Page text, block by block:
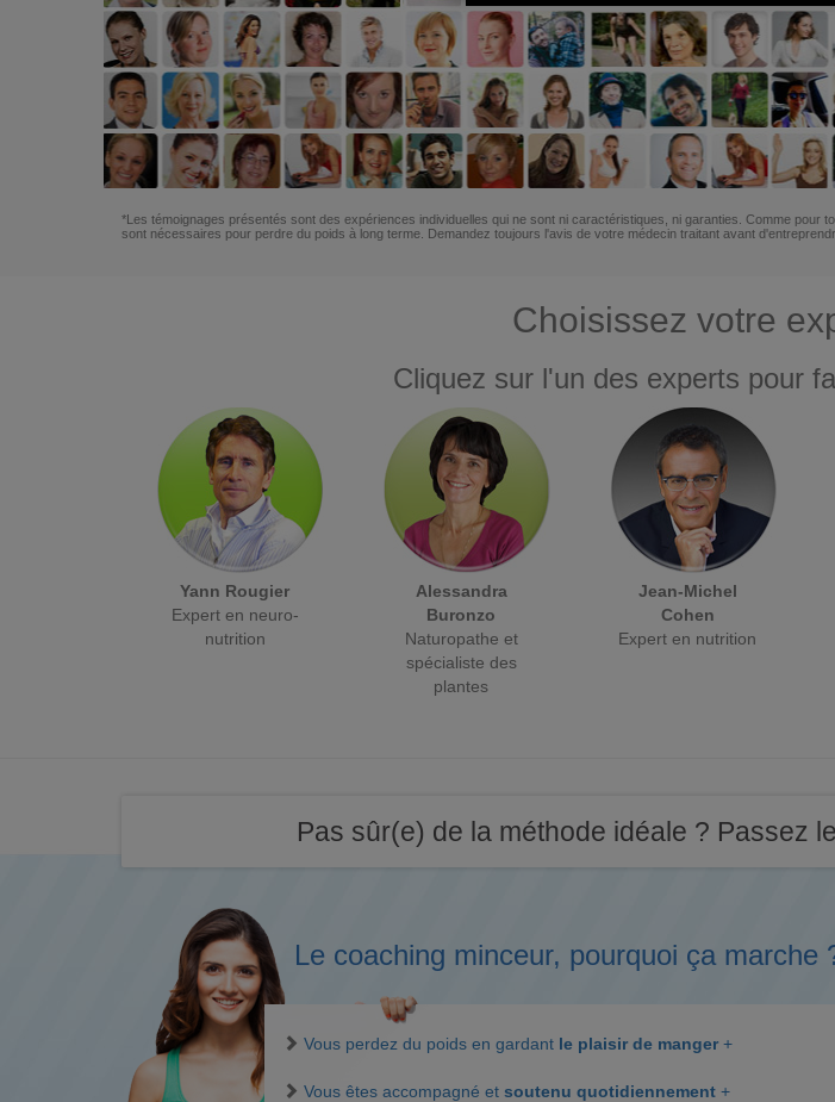
*Les témoignages présentés sont des expériences individuelles qui ne sont ni caractéristiques, ni garanties. Comme
sont nécessaires pour perdre du poids à long terme. Demandez toujours l'avis de votre médecin traitant avant
Choisissez votre
Cliquez sur l'un des experts pour
Yann Rougier
Expert en neuro-
nutrition
Alessandra
Buronzo
Naturopathe et
spécialiste des
plantes
Jean-Michel
Cohen
Expert en nutrition
Pas sûr(e) de la méthode idéale ? Passez
Le coaching minceur, pourquoi ça marche
Vous perdez du poids en gardant le plaisir de manger +
Vous êtes accompagné et soutenu quotidiennement +